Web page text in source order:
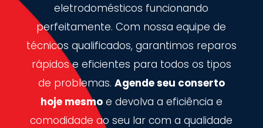
eletrodomésticos funcionando
perfeitamente. Com nossa equipe de
técnicos qualificados, garantimos reparos
rápidos e eficientes para todos os tipos
de problemas. Agende seu conserto
hoje mesmoe devolva a eficiência e
comodidade ao seu lar com a qualidade